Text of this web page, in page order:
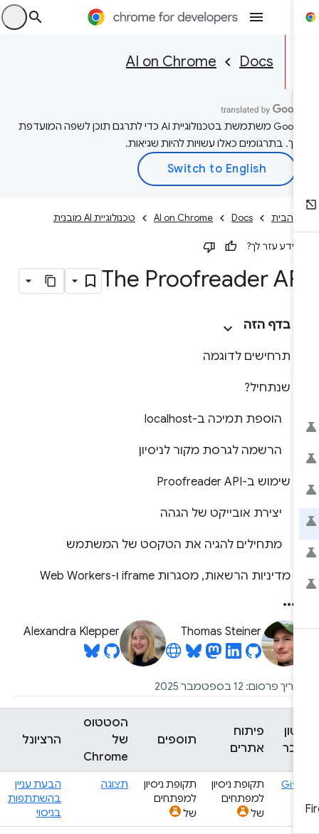
Docs
AI on Chrome
‫Google משתמשת בטכנולוגיית AI כדי לתרגם תוכן לשפה המועדפת
בתרגומים כאלו עשויות להיות שגיאות.
הבית Docs
AI on Chrome טכנולוגיית AI מובנית
עזר לך?
The Proofreader
בדף הזה
תרחישים לדוגמה
שנתחיל?
הוספת תמיכה ב-localhost
הרשמה לגרסת מקור לניסיון
שימוש ב-Proofreader API
יצירת אובייקט של הגהה
מתחילים להגיה את הטקסט של המשתמש
מדיניות הרשאות, מסגרות iframe ו-Web Workers
Thomas Steiner
Alexandra Klepper
פרסום: 12 בספטמבר 2025
פיתוח
אתרים
תוספים
הסטטוס
Chrome
הרציונל
תקופת ניסיון
למפתחים
תקופת ניסיון
למפתחים
תצוגה
הבעת עניין
בהשתתפות
בניסוי